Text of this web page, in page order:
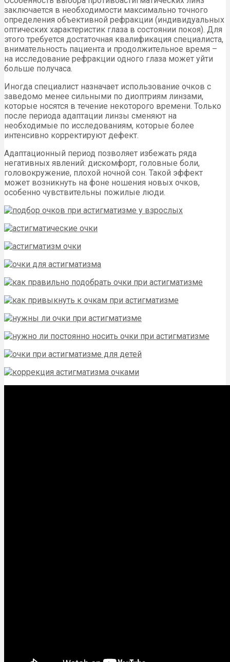
заключается в необходимости максимально точного
определения объективной рефракции (индивидуальных
оптических характеристик глаза в состоянии покоя). Для
этого требуется достаточная квалификация специалиста,
внимательность пациента и продолжительное время –
на исследование рефракции одного глаза может уйти
больше получаса.
Иногда специалист назначает использование очков с
заведомо менее сильными по диоптриям линзами,
которые носятся в течение некоторого времени. Только
после периода адаптации линзы сменяют на
необходимые по исследованиям, которые более
интенсивно корректируют дефект.
Адаптационный период позволяет избежать ряда
негативных явлений: дискомфорт, головные боли,
головокружение, плохой ночной сон. Такой эффект
может возникнуть на фоне ношения новых очков,
особенно чувствительны пожилые люди.